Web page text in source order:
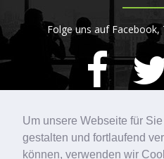
Um unsere Webseite für
gestalten und fortlaufend
können, verwenden wir
Folge uns auf
420Bewertungen auf